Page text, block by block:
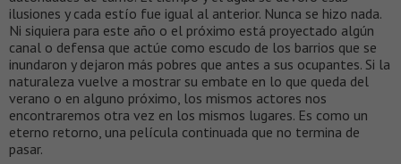
ilusiones y cada estío fue igual al anterior. Nunca se hizo nada.
Ni siquiera para este año o el próximo está proyectado algún
canal o defensa que actúe como escudo de los barrios que se
inundaron y dejaron más pobres que antes a sus ocupantes. Si la
naturaleza vuelve a mostrar su embate en lo que queda del
verano o en alguno próximo, los mismos actores nos
encontraremos otra vez en los mismos lugares. Es como un
eterno retorno, una película continuada que no termina de
pasar.